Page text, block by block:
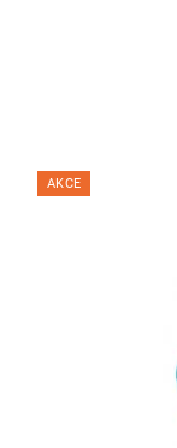
AKCE